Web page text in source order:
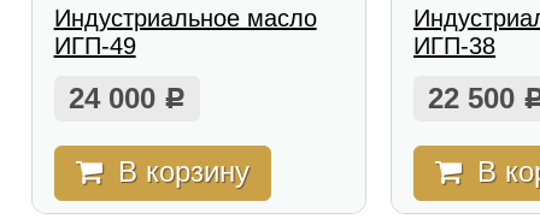
Индустриальное масло
ИГП-49
24 000 Р
В корзину
ИГП-38
22 500
В